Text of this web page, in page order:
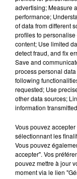
Musique
advertising; Measure
performance;
of data from different
profiles to
content; Use limited
detect fraud, and fix
Save and
process personal
following
requested; Use
other data sources;
information
Vous pouvez
sélectionnant les
Vous pouvez
accepter". Vos
pouvez mettre à jour
moment via le lien